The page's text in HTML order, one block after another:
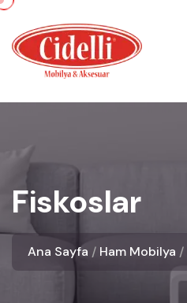
Fiskoslar
Ana Sayfa Ham Mobilya